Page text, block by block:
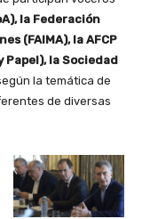
la Federación
(FAIMA), la AFCP
Papel), la Sociedad
la temática de
de diversas